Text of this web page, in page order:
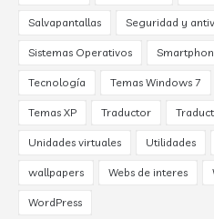
Salvapantallas Seguridad y
Sistemas Operativos
Tecnología Temas Windows 7
Temas XP Traductor
Unidades virtuales Utilidades
wallpapers Webs de interes
WordPress